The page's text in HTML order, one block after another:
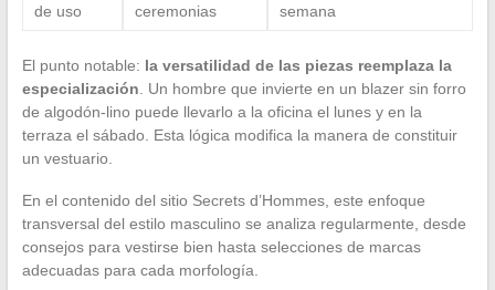
de uso
ceremonias
semana
El punto notable: la versatilidad de las piezas reemplaza la
especialización . Un hombre que invierte en un blazer sin forro
de algodón-lino puede llevarlo a la oficina el lunes y en la
terraza el sábado. Esta lógica modifica la manera de constituir
un vestuario.
En el contenido del sitio Secrets d’Hommes, este enfoque
transversal del estilo masculino se analiza regularmente, desde
consejos para vestirse bien hasta selecciones de marcas
adecuadas para cada morfología.